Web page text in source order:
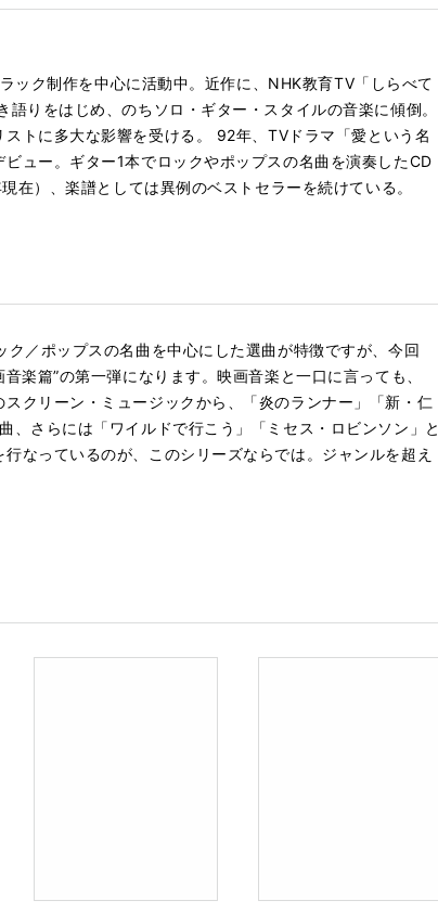
ク制作を中心に活動中。近作に、NHK教育TV「しらべて
りをはじめ、のちソロ・ギター・スタイルの音楽に傾倒。
トに多大な影響を受ける。 92年、TVドラマ「愛という名
ュー。ギター1本でロックやポップスの名曲を演奏したCD
）、楽譜としては異例のベストセラーを続けている。
／ポップスの名曲を中心にした選曲が特徴ですが、今回
楽篇”の第一弾になります。映画音楽と一口に言っても、
クリーン・ミュージックから、「炎のランナー」「新・仁
さらには「ワイルドで行こう」「ミセス・ロビンソン」と
なっているのが、このシリーズならでは。ジャンルを超え